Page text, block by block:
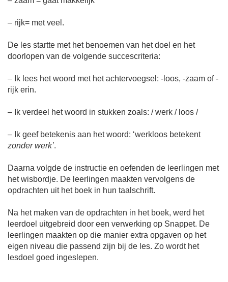
– rijk= met veel.
De les startte met het benoemen van het doel en het
doorlopen van de volgende succescriteria:
– Ik lees het woord met het achtervoegsel: -loos, -zaam of -
rijk erin.
– Ik verdeel het woord in stukken zoals: / werk / loos /
– Ik geef betekenis aan het woord: ‘werkloos betekent
zonder werk’.
Daarna volgde de instructie en oefenden de leerlingen met
het wisbordje. De leerlingen maakten vervolgens de
opdrachten uit het boek in hun taalschrift.
Na het maken van de opdrachten in het boek, werd het
leerdoel uitgebreid door een verwerking op Snappet. De
leerlingen maakten op die manier extra opgaven op het
eigen niveau die passend zijn bij de les. Zo wordt het
lesdoel goed ingeslepen.